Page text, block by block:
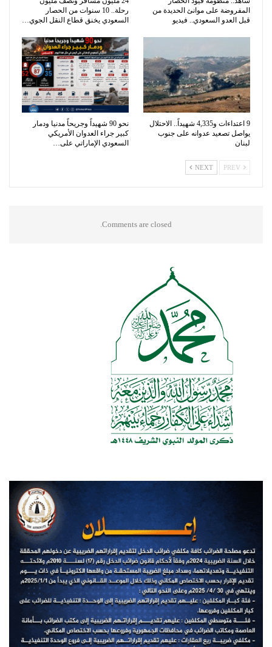
المفروضة على موانئ الحديدة من
قبل العدو السعودي.. فيديو
رحلة.. 10 سنوات من الحصار
السعودي يخنق قطاع النقل الجوي…
9 اعتداءات و4,335 شهيداً.. الاحتلال
يواصل تصعيد عدوانه على جنوب
لبنان
نحو 90 شهيداً وجريحاً مدنيا ودمار
كبير جراء العدوان الأمريكي
السعودي الإماراتي على…
NEXT
Comments are closed.